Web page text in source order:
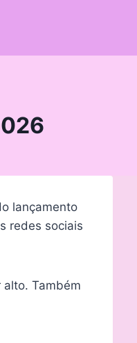
lançamento
redes sociais
Também